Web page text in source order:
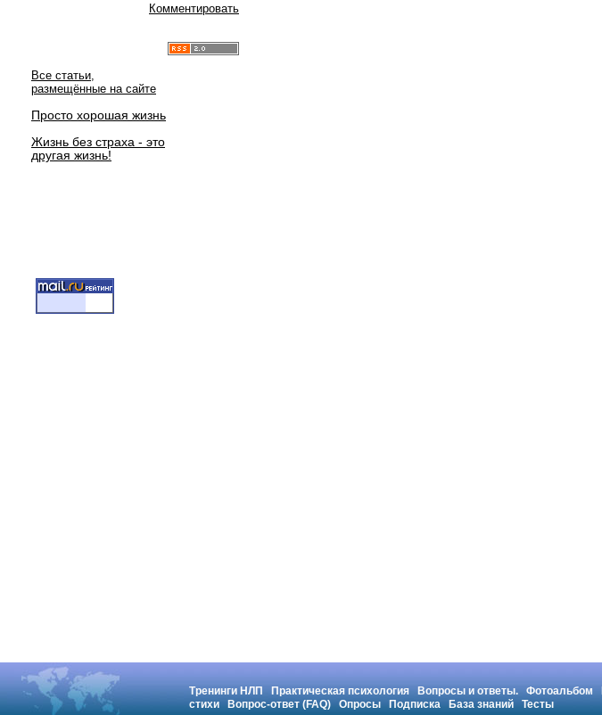
Комментировать
Все статьи,
размещённые на сайте
Просто хорошая жизнь
Жизнь без страха - это
другая жизнь!
Тренинги НЛП Практическая психология Вопросы и ответы. Фотоальбом
стихи
Вопрос-ответ (FAQ) Опросы Подписка База знаний Тесты